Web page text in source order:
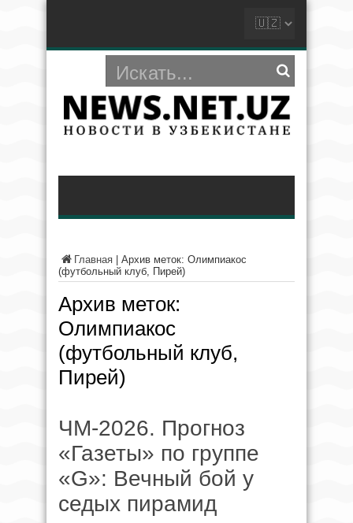
Главная
Архив меток: Олимпиакос
(футбольный клуб, Пирей)
Архив меток:
Олимпиакос
(футбольный клуб,
Пирей)
ЧМ-2026. Прогноз
«Газеты» по группе
«G»: Вечный бой у
седых пирамид